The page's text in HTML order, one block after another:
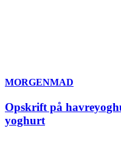
MORGENMAD
Opskrift på
yoghurt